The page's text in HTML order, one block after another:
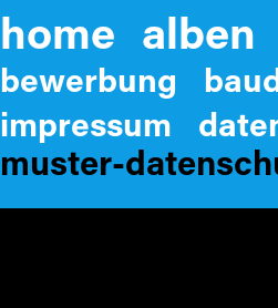
home alben
bewerbung
impressum
muster-